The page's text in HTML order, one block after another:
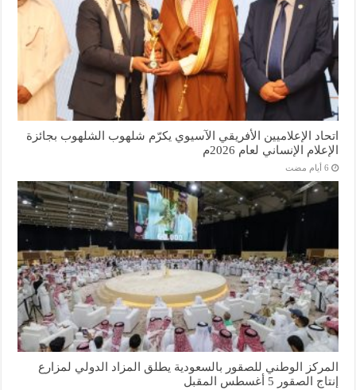
اتحاد الإعلاميين الأفريقي الآسيوي يكرّم شلهوب الشلهوب بجائزة
الإعلام الإنساني لعام 2026م
المركز الوطني للصقور بالسعودية يطلق المزاد الدولي لمزارع
إنتاج الصقور 5 أغسطس المقبل